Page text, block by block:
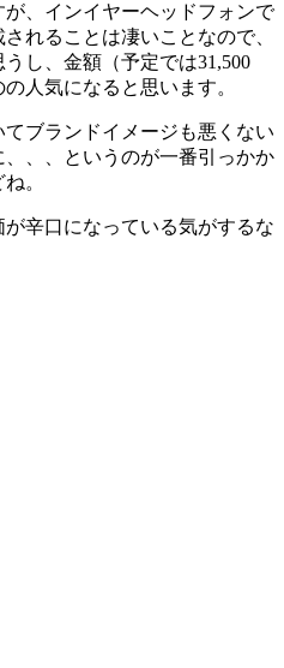
、インイヤーヘッドフォンで
れることは凄いことなので、
し、金額（予定では31,500
人気になると思います。
ブランドイメージも悪くない
、、というのが一番引っかか
。
辛口になっている気がするな